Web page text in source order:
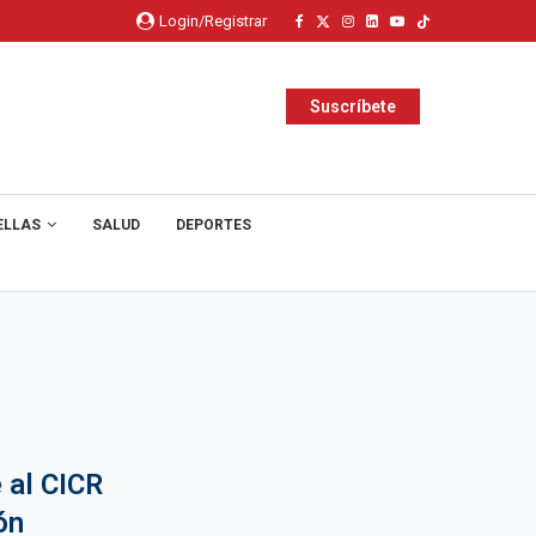
Login/Registrar
Suscríbete
SALUD DEPORTES
CICR